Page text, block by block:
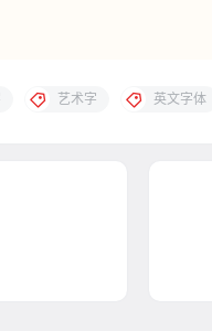
艺术字 英文字体